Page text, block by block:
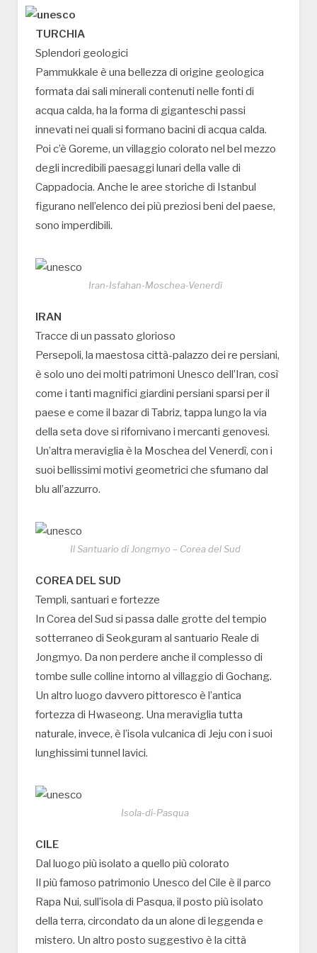
TURCHIA
Splendori geologici
Pammukkale è una bellezza di origine geologica
formata dai sali minerali contenuti nelle fonti di
acqua calda, ha la forma di giganteschi passi
innevati nei quali si formano bacini di acqua calda.
Poi c’è Goreme, un villaggio colorato nel bel mezzo
degli incredibili paesaggi lunari della valle di
Cappadocia. Anche le aree storiche di Istanbul
figurano nell’elenco dei più preziosi beni del paese,
sono imperdibili.
Iran-Isfahan-Moschea-Venerdì
IRAN
Tracce di un passato glorioso
Persepoli, la maestosa città-palazzo dei re persiani,
è solo uno dei molti patrimoni Unesco dell’Iran, così
come i tanti magnifici giardini persiani sparsi per il
paese e come il bazar di Tabriz, tappa lungo la via
della seta dove si rifornivano i mercanti genovesi.
Un’altra meraviglia è la Moschea del Venerdì, con i
suoi bellissimi motivi geometrici che sfumano dal
blu all’azzurro.
Il Santuario di Jongmyo – Corea del Sud
COREA DEL SUD
Templi, santuari e fortezze
In Corea del Sud si passa dalle grotte del tempio
sotterraneo di Seokguram al santuario Reale di
Jongmyo. Da non perdere anche il complesso di
tombe sulle colline intorno al villaggio di Gochang.
Un altro luogo davvero pittoresco è l’antica
fortezza di Hwaseong. Una meraviglia tutta
naturale, invece, è l’isola vulcanica di Jeju con i suoi
lunghissimi tunnel lavici.
Isola-di-Pasqua
CILE
Dal luogo più isolato a quello più colorato
Il più famoso patrimonio Unesco del Cile è il parco
Rapa Nui, sull’isola di Pasqua, il posto più isolato
della terra, circondato da un alone di leggenda e
mistero. Un altro posto suggestivo è la città